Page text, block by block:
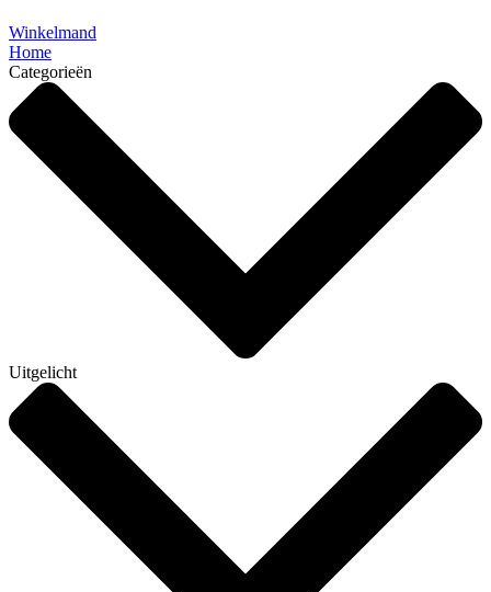
Winkelmand
Home
Categorieën
Uitgelicht